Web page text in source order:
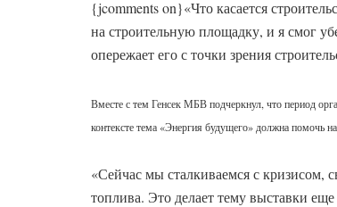
{jcomments on}«Что касается
на строительную площадку, и я смог
опережает его с точки зрения
Вместе с тем Генсек МБВ подчеркнул, что период
контексте тема «Энергия будущего» должна помочь
«Сейчас мы сталкиваемся с кризисом,
топлива. Это делает тему выставки